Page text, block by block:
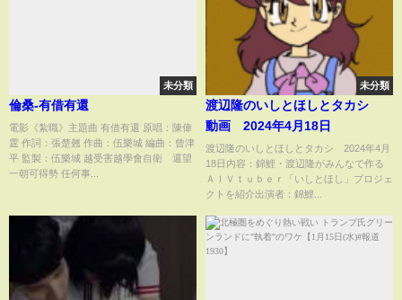
未分類
倫桑-有借有還
電影《紮職》主題曲 有借有還 原唱：陳偉
霆 作詞：張楚翹 作曲：伍樂城 編曲：曾津
平 監製：伍樂城 越受害越學會自衛 還望
一朝可得勢 任何事...
未分類
渡辺隆のいしとほしとタカシ
動画 2024年4月18日
渡辺隆のいしとほしとタカシ 2024年4月
18日内容：錦鯉・渡辺隆がみんなで作る
ＡＩＶｔｕｂｅｒ「いしとほし」プロジェ
クトを紹介出演者：錦鯉...